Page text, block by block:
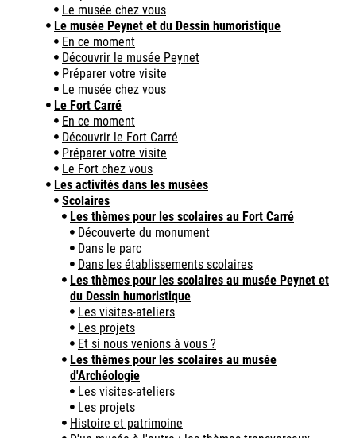
Le musée chez vous
Le musée Peynet et du Dessin humoristique
En ce moment
Découvrir le musée Peynet
Préparer votre visite
Le musée chez vous
Le Fort Carré
En ce moment
Découvrir le Fort Carré
Préparer votre visite
Le Fort chez vous
Les activités dans les musées
Scolaires
Les thèmes pour les scolaires au Fort Carré
Découverte du monument
Dans le parc
Dans les établissements scolaires
Les thèmes pour les scolaires au musée Peynet et
du Dessin humoristique
Les visites-ateliers
Les projets
Et si nous venions à vous ?
Les thèmes pour les scolaires au musée
d'Archéologie
Les visites-ateliers
Les projets
Histoire et patrimoine